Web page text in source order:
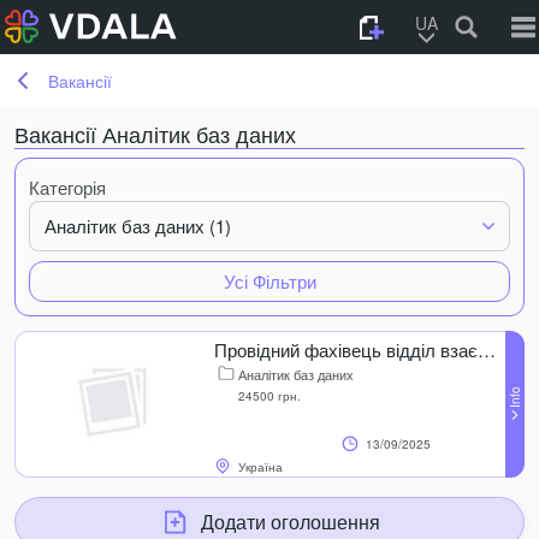
UA
Вакансії
Вакансії Аналітик баз даних
Категорія
Аналітик баз даних (1)
Усі Фільтри
Провідний фахівець відділ взаєморозрахунків з міжнародними платіжними
Аналітик баз даних
24500 грн.
13/09/2025
Україна
Додати оголошення